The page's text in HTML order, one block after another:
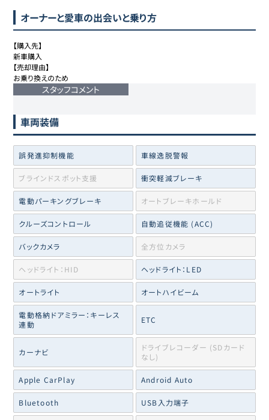
オーナーと愛車の出会いと乗り方
【購入先】
新車購入
【売却理由】
お乗り換えのため
スタッフコメント
車両装備
誤発進抑制機能 車線逸脱警報
ブラインドスポット支援 衝突軽減ブレーキ
電動パーキングブレーキ オートブレーキホールド
クルーズコントロール 自動追従機能 (ACC)
バックカメラ 全方位カメラ
ヘッドライト：HID ヘッドライト：LED
オートライト オートハイビーム
電動格納ドアミラー：キーレス
連動
ETC
カーナビ
ドライブレコーダー (SDカード
なし)
Apple CarPlay Android Auto
Bluetooth USB入力端子